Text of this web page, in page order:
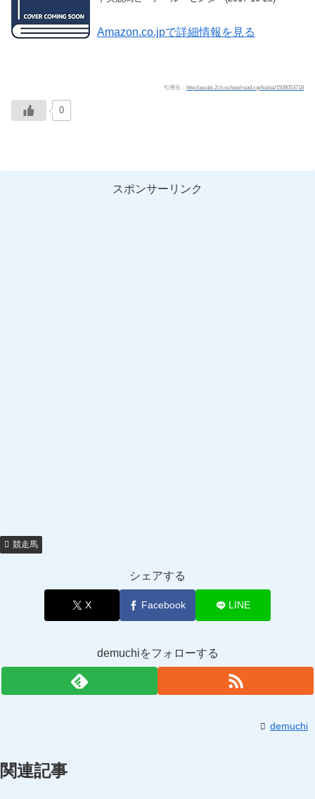
Amazon.co.jpで詳細情報を見る
引用元： http://awabi.2ch.sc/test/read.cgi/keiba/1508053718
0
スポンサーリンク
競走馬
シェアする
X Facebook LINE
demuchiをフォローする
demuchi
関連記事